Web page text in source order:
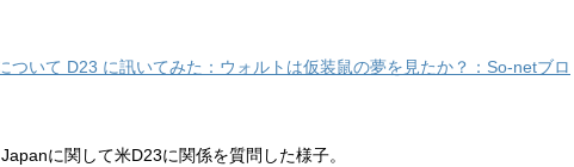
ついて D23 に訊いてみた：ウォルトは仮装鼠の夢を見たか？：So-netブロ
に関して米D23に関係を質問した様子。